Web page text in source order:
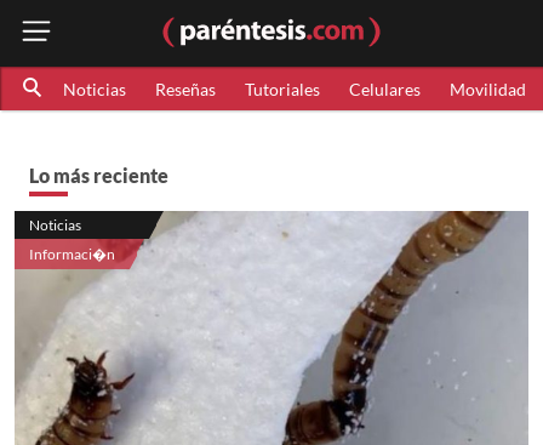
Noticias Reseñas Tutoriales Celulares Movilidad
Lo más reciente
Noticias
Informaci�n